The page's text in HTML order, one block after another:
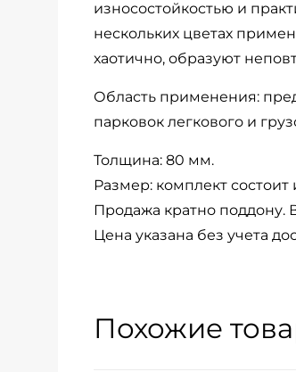
износостойкостью и
нескольких цветах
хаотично, образуют
Область применения:
парковок легкового и
Толщина: 80 мм.
Размер: комплект состоит
Продажа кратно поддону.
Цена указана без учета
Похожие